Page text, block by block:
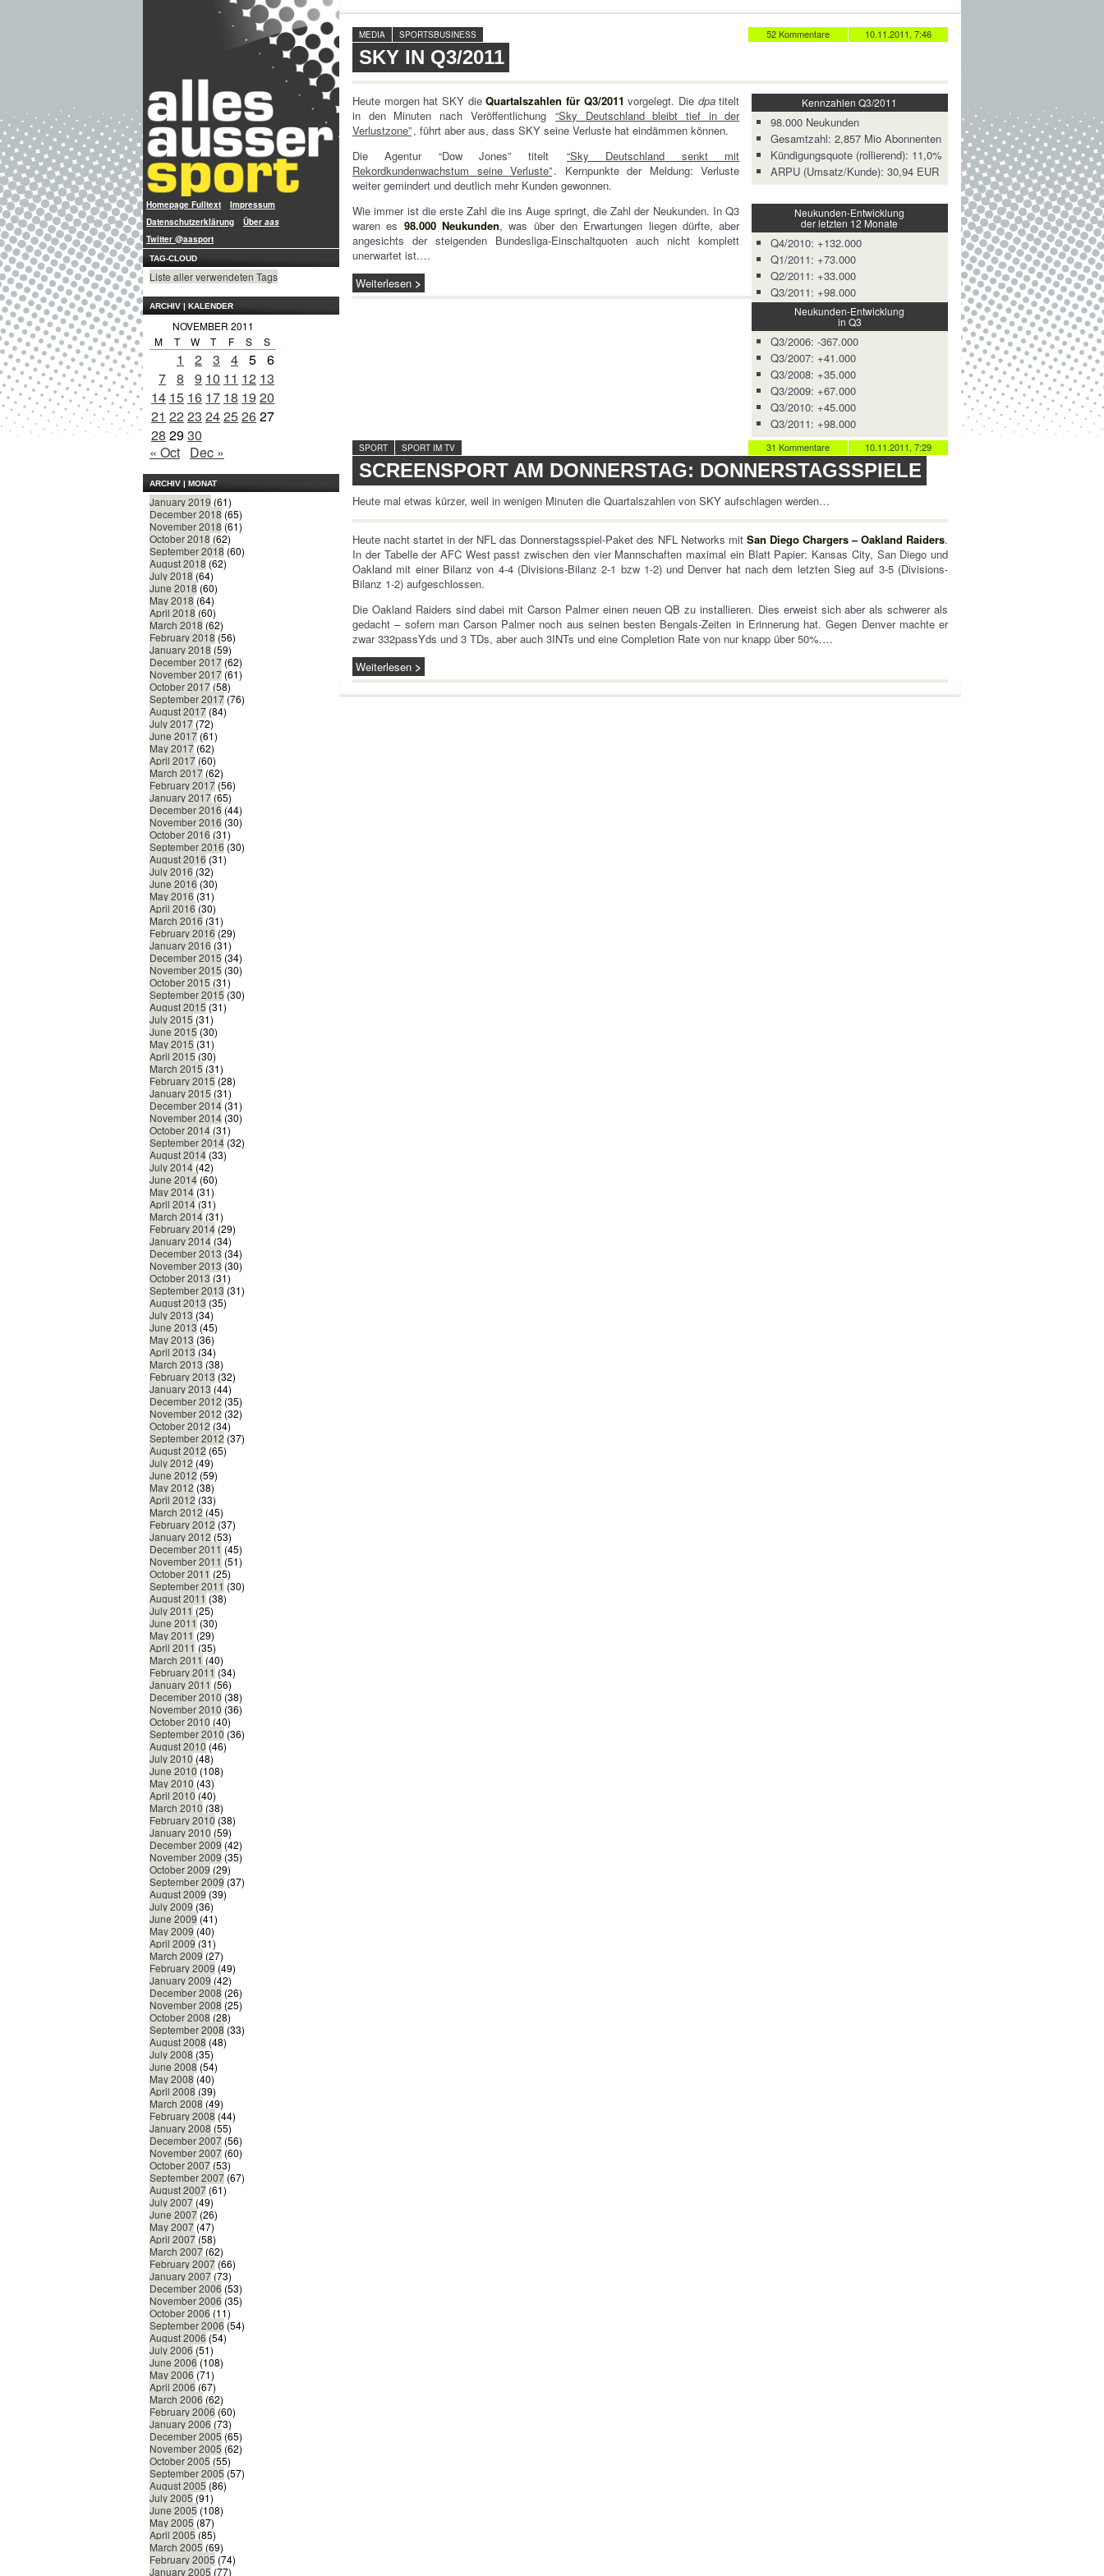
Homepage Fulltext
Impressum
Datenschutzerklärung
Über aas
Twitter @aasport
TAG-CLOUD
Liste aller verwendeten Tags
ARCHIV | KALENDER
NOVEMBER 2011
M
T W T F S S
1 2 3 4 5 6
7 8 9 10 11 12 13
14 15 16 17 18 19 20
21 2223 24252627
28 2930
« Oct Dec »
ARCHIV | MONAT
January 2019 (61)
December 2018 (65)
November 2018 (61)
October 2018 (62)
September 2018 (60)
August 2018 (62)
July 2018 (64)
June 2018 (60)
May 2018 (64)
April 2018 (60)
March 2018 (62)
February 2018 (56)
January 2018 (59)
December 2017 (62)
November 2017 (61)
October 2017 (58)
September 2017 (76)
August 2017 (84)
July 2017 (72)
June 2017 (61)
May 2017 (62)
April 2017 (60)
March 2017 (62)
February 2017 (56)
January 2017 (65)
December 2016 (44)
November 2016 (30)
October 2016 (31)
September 2016 (30)
August 2016 (31)
July 2016 (32)
June 2016 (30)
May 2016 (31)
April 2016 (30)
March 2016 (31)
February 2016 (29)
January 2016 (31)
December 2015 (34)
November 2015 (30)
October 2015 (31)
September 2015 (30)
August 2015 (31)
July 2015 (31)
June 2015 (30)
May 2015 (31)
April 2015 (30)
March 2015 (31)
February 2015 (28)
January 2015 (31)
December 2014 (31)
November 2014 (30)
October 2014 (31)
September 2014 (32)
August 2014 (33)
July 2014 (42)
June 2014 (60)
May 2014 (31)
April 2014 (31)
March 2014 (31)
February 2014 (29)
January 2014 (34)
December 2013 (34)
November 2013 (30)
October 2013 (31)
September 2013 (31)
August 2013 (35)
July 2013 (34)
June 2013 (45)
May 2013 (36)
April 2013 (34)
March 2013 (38)
February 2013 (32)
January 2013 (44)
December 2012 (35)
November 2012 (32)
October 2012 (34)
September 2012 (37)
August 2012 (65)
July 2012 (49)
June 2012 (59)
May 2012 (38)
April 2012 (33)
March 2012 (45)
February 2012 (37)
January 2012 (53)
December 2011 (45)
November 2011 (51)
October 2011 (25)
September 2011 (30)
August 2011 (38)
July 2011 (25)
June 2011 (30)
May 2011 (29)
April 2011 (35)
March 2011 (40)
February 2011 (34)
January 2011 (56)
December 2010 (38)
November 2010 (36)
October 2010 (40)
September 2010 (36)
August 2010 (46)
July 2010 (48)
June 2010 (108)
May 2010 (43)
April 2010 (40)
March 2010 (38)
February 2010 (38)
January 2010 (59)
December 2009 (42)
November 2009 (35)
October 2009 (29)
September 2009 (37)
August 2009 (39)
July 2009 (36)
June 2009 (41)
May 2009 (40)
April 2009 (31)
March 2009 (27)
February 2009 (49)
January 2009 (42)
December 2008 (26)
November 2008 (25)
October 2008 (28)
September 2008 (33)
August 2008 (48)
July 2008 (35)
June 2008 (54)
May 2008 (40)
April 2008 (39)
March 2008 (49)
February 2008 (44)
January 2008 (55)
December 2007 (56)
November 2007 (60)
October 2007 (53)
September 2007 (67)
August 2007 (61)
July 2007 (49)
June 2007 (26)
May 2007 (47)
April 2007 (58)
March 2007 (62)
February 2007 (66)
January 2007 (73)
December 2006 (53)
November 2006 (35)
October 2006 (11)
September 2006 (54)
August 2006 (54)
July 2006 (51)
June 2006 (108)
May 2006 (71)
April 2006 (67)
March 2006 (62)
February 2006 (60)
January 2006 (73)
December 2005 (65)
November 2005 (62)
October 2005 (55)
September 2005 (57)
August 2005 (86)
July 2005 (91)
June 2005 (108)
May 2005 (87)
April 2005 (85)
March 2005 (69)
February 2005 (74)
January 2005 (77)
10.11.2011, 7:46
52 Kommentare
MEDIA SPORTSBUSINESS
SKY IN Q3/2011
Kennzahlen Q3/2011
98.000 Neukunden
Gesamtzahl: 2,857 Mio Abonnenten
Kündigungsquote (rollierend): 11,0%
ARPU (Umsatz/Kunde): 30,94 EUR
Heute morgen hat SKY dieQuartalszahlen für Q3/2011 vorgelegt. Die dpatitelt
in den Minuten nach Veröffentlichung “Sky Deutschland bleibt tief in der
Verlustzone”, führt aber aus, dass SKY seine Verluste hat eindämmen können.
Die Agentur “Dow Jones” titelt
“Sky Deutschland senkt mit
Rekordkundenwachstum seine Verluste”. Kernpunkte der Meldung: Verluste
weiter gemindert und deutlich mehr Kunden gewonnen.
Neukunden-Entwicklung
der letzten 12 Monate
Q4/2010: +132.000
Q1/2011: +73.000
Q2/2011: +33.000
Q3/2011: +98.000
Neukunden-Entwicklung
in Q3
Q3/2006: -367.000
Q3/2007: +41.000
Q3/2008: +35.000
Q3/2009: +67.000
Q3/2010: +45.000
Q3/2011: +98.000
Wie immer ist die erste Zahl die ins Auge springt, die Zahl der Neukunden. In Q3
waren es 98.000 Neukunden, was über den Erwartungen liegen dürfte, aber
angesichts der steigenden Bundesliga-Einschaltquoten auch nicht komplett
unerwartet ist.…
Weiterlesen
10.11.2011, 7:29
31 Kommentare
SPORT SPORT IM TV
SCREENSPORT AM DONNERSTAG: DONNERSTAGSSPIELE
Heute mal etwas kürzer, weil in wenigen Minuten die Quartalszahlen von SKY aufschlagen werden…
Heute nacht startet in der NFL das Donnerstagsspiel-Paket des NFL Networks mit San Diego Chargers – Oakland Raiders.
In der Tabelle der AFC West passt zwischen den vier Mannschaften maximal ein Blatt Papier: Kansas City, San Diego und
Oakland mit einer Bilanz von 4-4 (Divisions-Bilanz 2-1 bzw 1-2) und Denver hat nach dem letzten Sieg auf 3-5 (Divisions-
Bilanz 1-2) aufgeschlossen.
Die Oakland Raiders sind dabei mit Carson Palmer einen neuen QB zu installieren. Dies erweist sich aber als schwerer als
gedacht – sofern man Carson Palmer noch aus seinen besten Bengals-Zeiten in Erinnerung hat. Gegen Denver machte er
zwar 332passYds und 3 TDs, aber auch 3INTs und eine Completion Rate von nur knapp über 50%.…
Weiterlesen